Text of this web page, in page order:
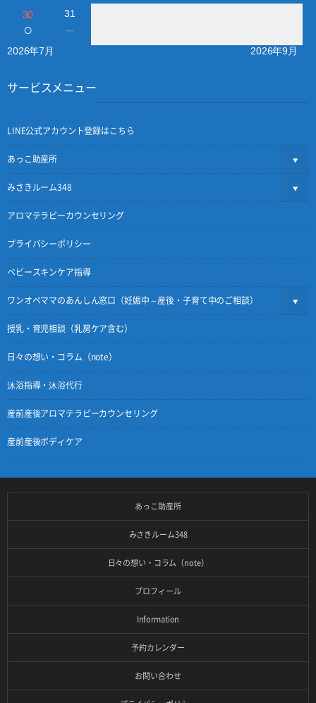
30
○
31
－
2026年7月 2026年9月
サービスメニュー
LINE公式アカウント登録はこちら
あっこ助産所
みさきルーム348
アロマテラピーカウンセリング
プライバシーポリシー
ベビースキンケア指導
ワンオペママのあんしん窓口（妊娠中～産後・子育て中のご相談）
授乳・育児相談（乳房ケア含む）
日々の想い・コラム（note）
沐浴指導・沐浴代行
産前産後アロマテラピーカウンセリング
産前産後ボディケア
あっこ助産所
みさきルーム348
日々の想い・コラム（note）
プロフィール
Information
予約カレンダー
お問い合わせ